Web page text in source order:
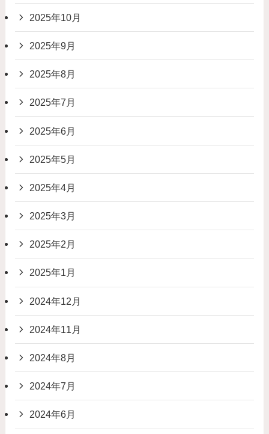
2025年10月
2025年9月
2025年8月
2025年7月
2025年6月
2025年5月
2025年4月
2025年3月
2025年2月
2025年1月
2024年12月
2024年11月
2024年8月
2024年7月
2024年6月